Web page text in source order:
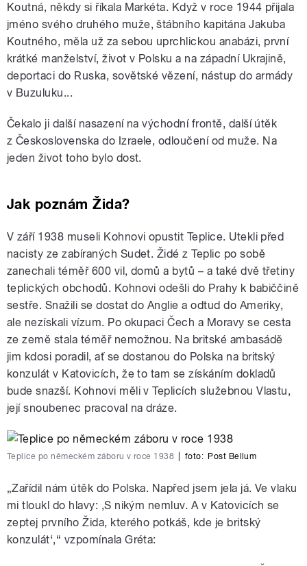
Koutná, někdy si říkala Markéta. Když v roce 1944 přijala
jméno svého druhého muže, štábního kapitána Jakuba
Koutného, měla už za sebou uprchlickou anabázi, první
krátké manželství, život v Polsku a na západní Ukrajině,
deportaci do Ruska, sovětské vězení, nástup do armády
v Buzuluku...
Čekalo ji další nasazení na východní frontě, další útěk
z Československa do Izraele, odloučení od muže. Na
jeden život toho bylo dost.
Jak poznám Žida?
V září 1938 museli Kohnovi opustit Teplice. Utekli před
nacisty ze zabíraných Sudet. Židé z Teplic po sobě
zanechali téměř 600 vil, domů a bytů – a také dvě třetiny
teplických obchodů. Kohnovi odešli do Prahy k babiččině
sestře. Snažili se dostat do Anglie a odtud do Ameriky,
ale nezískali vízum. Po okupaci Čech a Moravy se cesta
ze země stala téměř nemožnou. Na britské ambasádě
jim kdosi poradil, ať se dostanou do Polska na britský
konzulát v Katovicích, že to tam se získáním dokladů
bude snazší. Kohnovi měli v Teplicích služebnou Vlastu,
její snoubenec pracoval na dráze.
Teplice po německém záboru v roce 1938 foto: Post Bellum
„Zařídil nám útěk do Polska. Napřed jsem jela já. Ve vlaku
mi tloukl do hlavy: ‚S nikým nemluv. A v Katovicích se
zeptej prvního Žida, kterého potkáš, kde je britský
konzulát‘,“ vzpomínala Gréta: